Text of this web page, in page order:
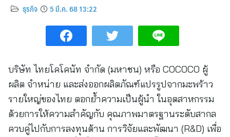
ธุรกิจ 5 มี.ค. 68 13:22
บริษัท ไทยโคโคนัท จำกัด (มหาชน) หรือ COCOCO ผู้
ผลิต จำหน่าย และส่งออกผลิตภัณฑ์แปรรูปจากมะพร้าว
รายใหญ่ของไทย ตอกย้ำความเป็นผู้นำ ในอุตสาหกรรม
ด้วยการให้ความสำคัญกับ คุณภาพมาตรฐานระดับสากล
ควบคู่ไปกับการลงทุนด้าน การวิจัยและพัฒนา (R&D) เพื่อ